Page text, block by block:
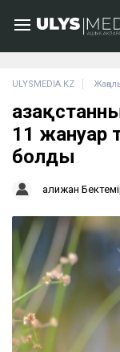
ULYSMEDIA.KZ
11 жануар
болды
Қалижан